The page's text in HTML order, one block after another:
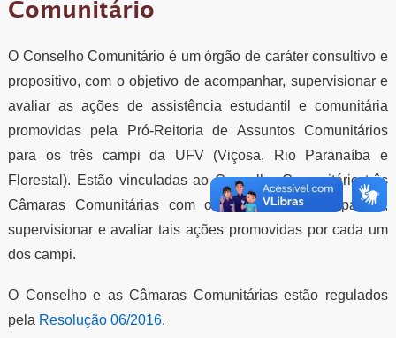
Comunitário
O Conselho Comunitário é um órgão de caráter consultivo e
propositivo, com o objetivo de acompanhar, supervisionar e
avaliar as ações de assistência estudantil e comunitária
promovidas pela Pró-Reitoria de Assuntos Comunitários
para os três campi da UFV (Viçosa, Rio Paranaíba e
Florestal). Estão vinculadas ao Conselho Comunitário três
Câmaras Comunitárias com o objetivo de acompanhar,
supervisionar e avaliar tais ações promovidas por cada um
dos campi.
O Conselho e as Câmaras Comunitárias estão regulados
pela Resolução 06/2016.